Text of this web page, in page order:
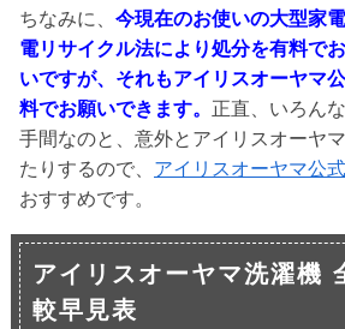
ちなみに、 今現在のお使いの大型家
電リサイクル法により処分を有料で
いですが、それもアイリスオーヤマ
料でお願いできます。 正直、いろん
手間なのと、意外とアイリスオーヤ
たりするので、 アイリスオーヤマ公式
おすすめです。
アイリスオーヤマ洗濯機
較早見表